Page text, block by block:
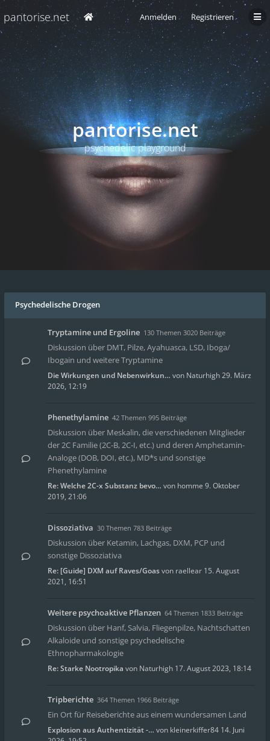
pantorise.net Anmelden Registrieren
pantorise.net
psychedelic playground
Psychedelische Drogen
Tryptamine und Ergoline 130 Themen 3020 Beiträge
Diskussion über DMT, Pilze, Ayahuasca, LSD, Iboga/
Ibogain und weitere Tryptamine
Die Wirkungen und Nebenwirkun… von Naturhigh29. März
2026, 12:19
Phenethylamine 42 Themen 995 Beiträge
Diskussion über Meskalin, die verschiedenen Mitglieder
der 2C Familie (2C-B, 2C-I, etc.) und deren Amphetamin-
Analoge (DOB, DOI, etc.), MD*s und sonstige
Phenethylamine
Re: Welche 2C-x Substanz bevo… von homme 9. Oktober
2019, 21:06
Dissoziativa 30 Themen 783 Beiträge
Diskussion über Ketamin, Lachgas, DXM, PCP und
sonstige Dissoziativa
Re: [Guide] DXM auf Raves/Goasvon raellear 15. August
2021, 16:51
Weitere psychoaktive Pflanzen 64 Themen 1833 Beiträge
Diskussion über Hanf, Salvia, Fliegenpilze, Nachtschatten
Alkaloide und sonstige psychedelische
Ethnopharmakologie
Re: Starke Nootropika von Naturhigh 17. August 2023, 18:14
Tripberichte 364 Themen 1966 Beiträge
Ein Ort für Reiseberichte aus einem wundersamen Land
Explosion aus Authentizität -… von kleinerkiffer84 14. Juni